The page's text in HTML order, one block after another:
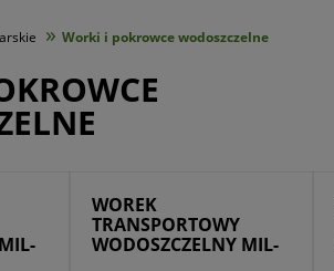
» Worki i pokrowce wodoszczelne
WOREK
TRANSPORTOWY
WODOSZCZELNY MIL-